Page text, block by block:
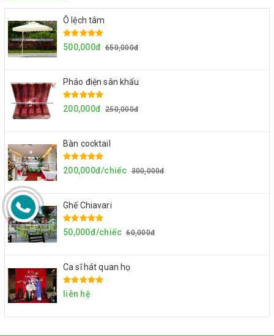
Ô lệch tâm
500,000đ 650,000đ
Pháo điện sân khấu
200,000đ 250,000đ
Bàn cocktail
200,000đ/chiếc 300,000đ
Ghế Chiavari
50,000đ/chiếc 60,000đ
Ca sĩ hát quan họ
liên hệ